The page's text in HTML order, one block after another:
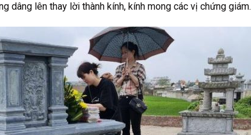
dâng lên thay lời thành kính, kính mong các vị chứng giám.